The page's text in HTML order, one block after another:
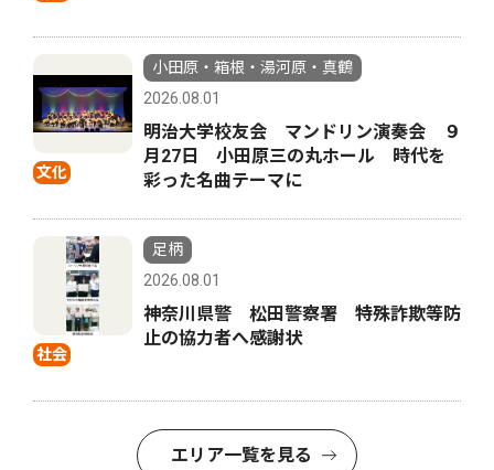
文化
小田原・箱根・湯河原・真鶴
2026.08.01
明治大学校友会 マンドリン演奏会 ９
月27日 小田原三の丸ホール 時代を
彩った名曲テーマに
社会
足柄
2026.08.01
神奈川県警 松田警察署 特殊詐欺等防
止の協力者へ感謝状
エリア一覧を見る